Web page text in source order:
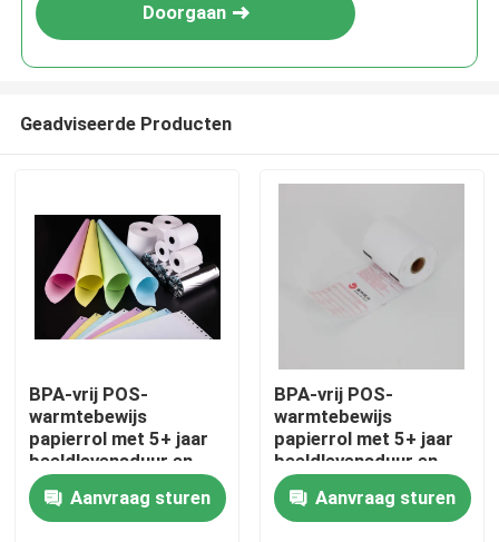
VERZENDEN
Thuis
Producten
Doorgaan
Geadviseerde Producten
BPA-vrij POS-
warmtebewijs
papierrol met 5+ jaar
beeldlevensduur en
oliebestendige
eigenschappen
Aanvraag sturen
BPA-vrij POS-
warmtebewijs
papierrol met 5+ jaar
beeldlevensduur en
oliebestendige
eigenschappen
Aanvraag sturen